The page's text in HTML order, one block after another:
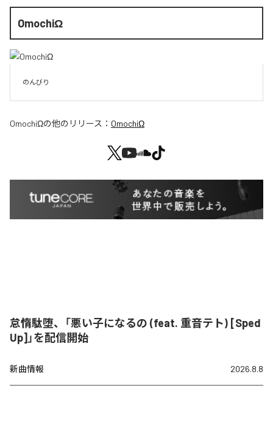
OmochiΩ
のんびり
OmochiΩの他のリリース： OmochiΩ
怠惰駄堕、「悪い子になるの (feat. 重音テト) [Sped
Up]」を配信開始
新曲情報 2026.8.8